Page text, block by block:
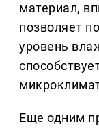
материал,
позволяет
уровень
Еще одним